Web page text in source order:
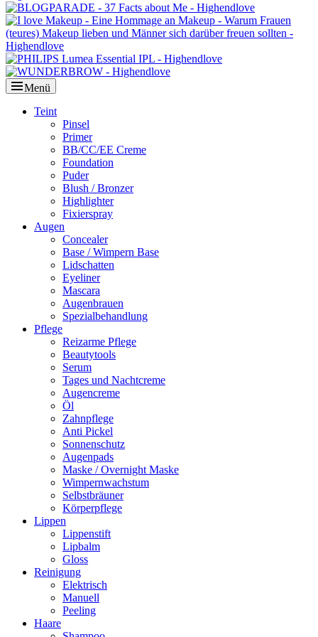
Menü
Primäres
Teint
Pinsel
Primer
BB/CC/EE Creme
Foundation
Puder
Blush / Bronzer
Highlighter
Fixierspray
Augen
Concealer
Base / Wimpern Base
Lidschatten
Eyeliner
Mascara
Augenbrauen
Spezialbehandlung
Pflege
Reizarme Pflege
Beautytools
Serum
Tages und Nachtcreme
Augencreme
Öl
Zahnpflege
Anti Pickel
Sonnenschutz
Augenpads
Maske / Overnight Maske
Wimpernwachstum
Selbstbräuner
Körperpflege
Lippen
Lippenstift
Lipbalm
Gloss
Reinigung
Elektrisch
Manuell
Peeling
Haare